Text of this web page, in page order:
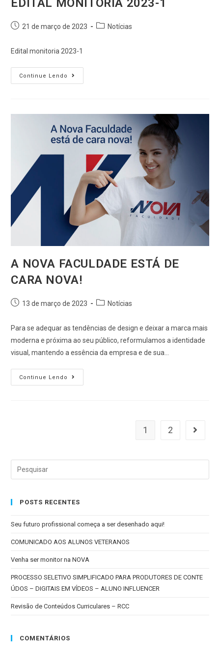
EDITAL MONITORIA 2023-1
21 de março de 2023 Notícias
Edital monitoria 2023-1
Continue Lendo
A NOVA FACULDADE ESTÁ DE
CARA NOVA!
13 de março de 2023 Notícias
Para se adequar as tendências de design e deixar a marca mais
moderna e próxima ao seu público, reformulamos a identidade
visual, mantendo a essência da empresa e de sua…
Continue Lendo
1 2
POSTS RECENTES
Seu futuro profissional começa a ser desenhado aqui!
COMUNICADO AOS ALUNOS VETERANOS
Venha ser monitor na NOVA
PROCESSO SELETIVO SIMPLIFICADO PARA PRODUTORES DE CONTE
ÚDOS – DIGITAIS EM VÍDEOS – ALUNO INFLUENCER
Revisão de Conteúdos Curriculares – RCC
COMENTÁRIOS